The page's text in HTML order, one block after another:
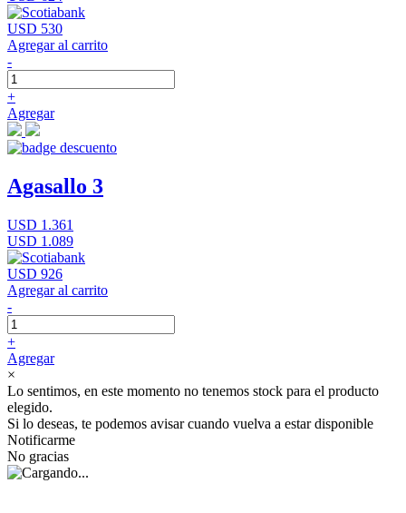
USD 530
Agregar al carrito
-
+
Agregar
Agasallo 3
USD 1.361
USD 1.089
USD 926
Agregar al carrito
-
+
Agregar
×
Lo sentimos, en este momento no tenemos stock para el producto
elegido.
Si lo deseas, te podemos avisar cuando vuelva a estar disponible
Notificarme
No gracias